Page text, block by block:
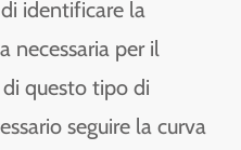
identificare la
necessaria per il
questo tipo di
seguire la curva